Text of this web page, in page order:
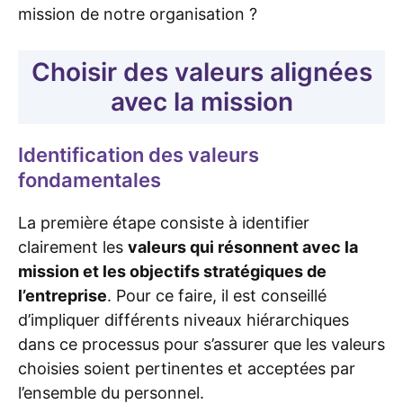
mission de notre organisation ?
Choisir des valeurs alignées
avec la mission
Identification des valeurs
fondamentales
La première étape consiste à identifier
clairement les valeurs qui résonnent avec la
mission et les objectifs stratégiques de
l’entreprise. Pour ce faire, il est conseillé
d’impliquer différents niveaux hiérarchiques
dans ce processus pour s’assurer que les valeurs
choisies soient pertinentes et acceptées par
l’ensemble du personnel.